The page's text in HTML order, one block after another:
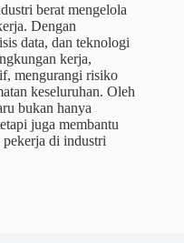
berat mengelola
Dengan
data, dan teknologi
kerja,
mengurangi risiko
keseluruhan. Oleh
bukan hanya
juga membantu
pekerja di industri